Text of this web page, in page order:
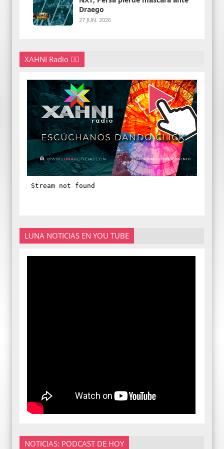
Draego
27 JUN. 2026
XAHNI Radio 👇🏽
LUNA NOTICIAS EN YOU TUBE
NOTICIAS: PODCAST DE HOY